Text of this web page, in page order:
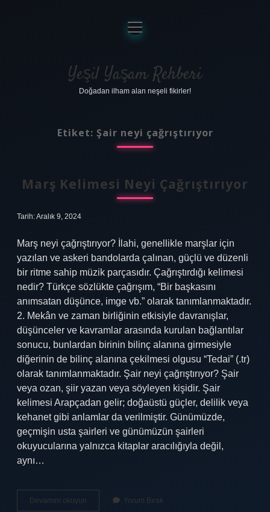
Anasayfa
Gizlilik Politikası
Yasal Uyarı
menüyü
aç
Yeşil Yaşam Rehberi
Doğadan ilham alan neşeli fikirler!
Etiket: Şair neyi çağrıştırıyor
Marş Kelimesi Neyi Çağrıştırıyor
Tarih: Aralık 9, 2024
Marş neyi çağrıştırıyor? İlahi, genellikle marşlar için
yazılan ve askeri bandolarda çalınan, güçlü ve düzenli
bir ritme sahip müzik parçasıdır. Çağrıştırdığı kelimesi
nedir? Türkçe sözlükte çağrışım, “Bir başkasını
anımsatan düşünce, imge vb.” olarak tanımlanmaktadır.
2. Mekân ve zaman birliğinin etkisiyle davranışlar,
düşünceler ve kavramlar arasında kurulan bağlantılar
sonucu, bunlardan birinin bilinç alanına girmesiyle
diğerinin de bilinç alanına çekilmesi olgusu “Tedai” (.tr)
olarak tanımlanmaktadır. Şair neyi çağrıştırıyor? Şair
veya ozan, şiir yazan veya söyleyen kişidir. Şair
kelimesi Arapçadan gelir; doğaüstü güçler, delilik veya
kehanet gibi anlamlar da verilmiştir. Günümüzde,
geçmişin usta şairleri ve günümüzün şairleri
okuyucularına yalnızca kitaplar aracılığıyla değil,
aynı…
Devamını okuyun Yorum Bırak